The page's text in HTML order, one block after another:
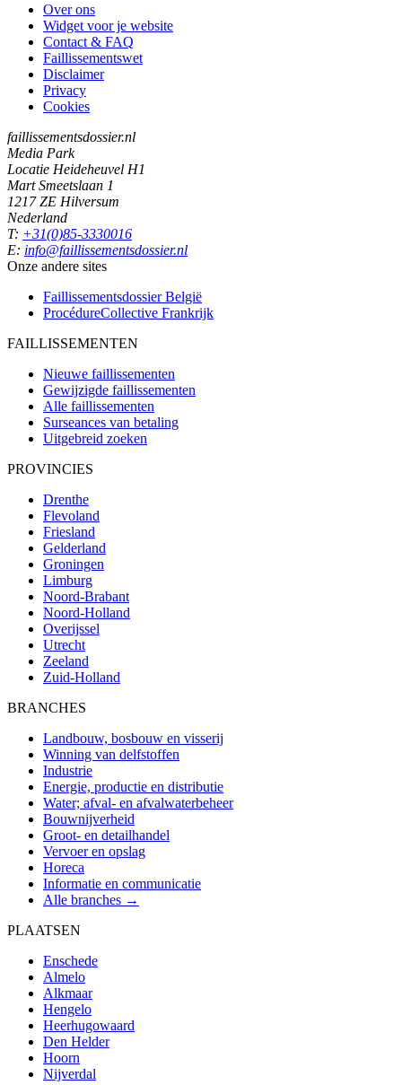
Over ons
Widget voor je website
Contact & FAQ
Faillissementswet
Disclaimer
Privacy
Cookies
faillissementsdossier.nl
Media Park
Locatie Heideheuvel H1
Mart Smeetslaan 1
1217 ZE Hilversum
Nederland
T: +31(0)85-3330016
E: info@faillissementsdossier.nl
Onze andere sites
Faillissementsdossier België
ProcédureCollective Frankrijk
FAILLISSEMENTEN
Nieuwe faillissementen
Gewijzigde faillissementen
Alle faillissementen
Surseances van betaling
Uitgebreid zoeken
PROVINCIES
Drenthe
Flevoland
Friesland
Gelderland
Groningen
Limburg
Noord-Brabant
Noord-Holland
Overijssel
Utrecht
Zeeland
Zuid-Holland
BRANCHES
Landbouw, bosbouw en visserij
Winning van delfstoffen
Industrie
Energie, productie en distributie
Water; afval- en afvalwaterbeheer
Bouwnijverheid
Groot- en detailhandel
Vervoer en opslag
Horeca
Informatie en communicatie
Alle branches →
PLAATSEN
Enschede
Almelo
Alkmaar
Hengelo
Heerhugowaard
Den Helder
Hoorn
Nijverdal